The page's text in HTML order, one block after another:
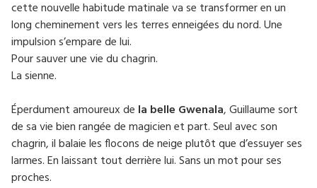
cette nouvelle habitude matinale va se transformer en un
long cheminement vers les terres enneigées du nord. Une
impulsion s’empare de lui.
Pour sauver une vie du chagrin.
La sienne.
Éperdument amoureux de la belle Gwenala, Guillaume sort
de sa vie bien rangée de magicien et part. Seul avec son
chagrin, il balaie les flocons de neige plutôt que d’essuyer ses
larmes. En laissant tout derrière lui. Sans un mot pour ses
proches.